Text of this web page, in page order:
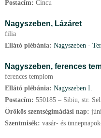
Postacím: Cincu
Nagyszeben, Lázáret
filia
Ellátó plébánia: Nagyszeben -
Nagyszeben, ferences
ferences templom
Ellátó plébánia: Nagyszeben I.
Postacím: 550185 – Sibiu, str.
Örökös szentségimádási nap:
Szentmisék: vasár- és